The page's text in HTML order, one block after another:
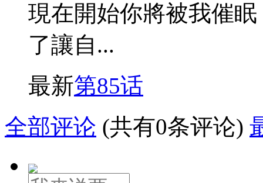
現在開始你將被我催
了讓自...
最新第85话
全部评论 (共有0条评论)